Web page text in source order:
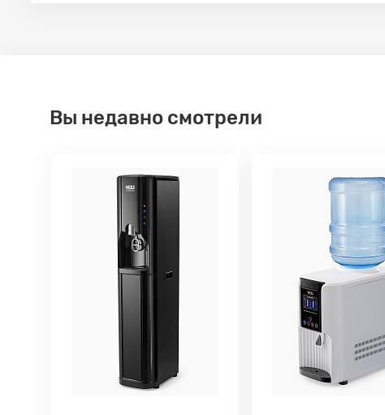
Вы недавно смотрели